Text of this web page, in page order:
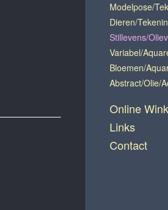
Modelpose/
Dieren/
Stillevens/
Variabel/
Bloemen/
Abstract/olie/
Online
Links
Contact